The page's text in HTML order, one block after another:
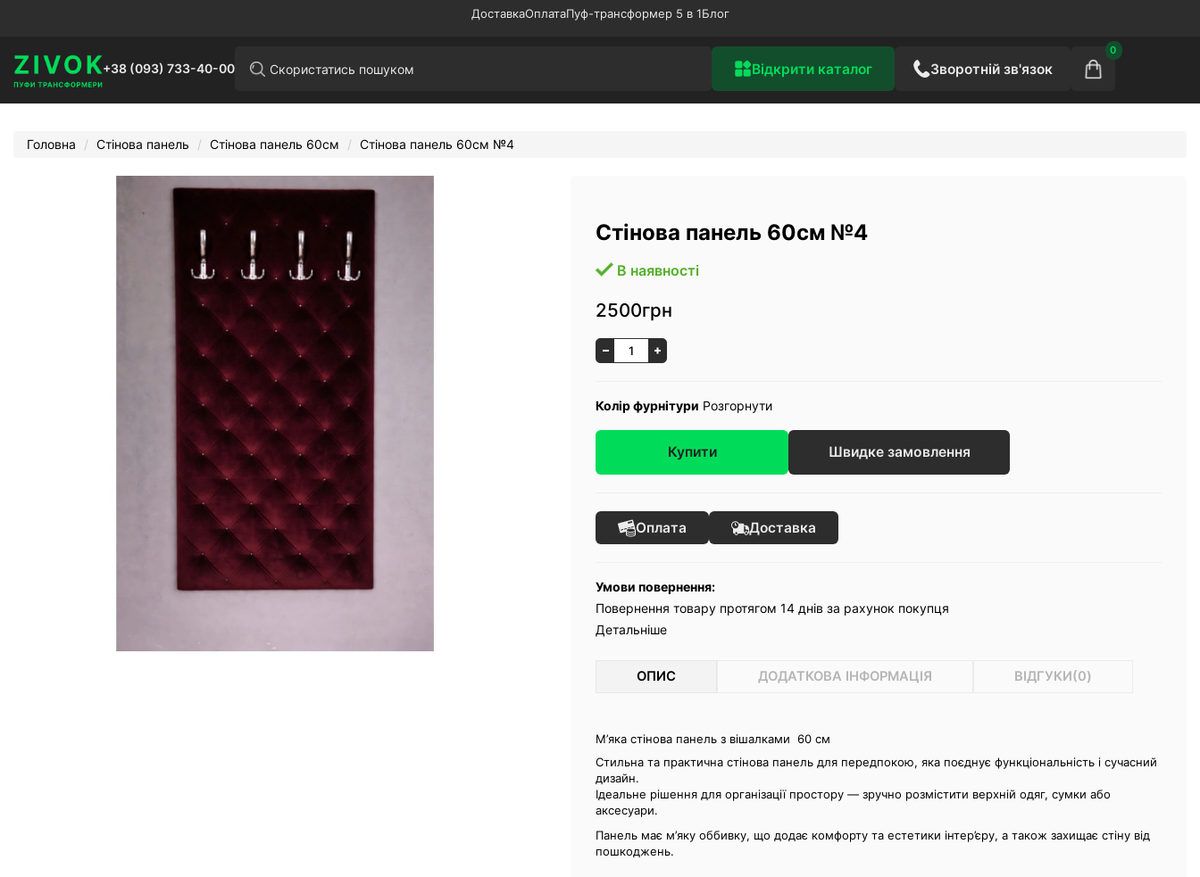
ДоставкаОплатаПуф-трансформер 5 в 1Блог
+38 (093) 733-40-00 Відкрити каталог Зворотній зв'язок
0
Головна Стінова панель Стінова панель 60см Стінова панель 60см №4
Стінова панель 60см №4
В наявності
2500грн
Колір фурнітури Розгорнути
Купити Швидке замовлення
Оплата Доставка
Умови повернення:
Повернення товару протягом 14 днів за рахунок покупця
Детальніше
ОПИС ДОДАТКОВА ІНФОРМАЦІЯ ВІДГУКИ(0)
М’яка стінова панель з вішалками 60 см
Стильна та практична стінова панель для передпокою, яка поєднує функціональність і сучасний
дизайн.
Ідеальне рішення для організації простору — зручно розмістити верхній одяг, сумки або
аксесуари.
Панель має м’яку оббивку, що додає комфорту та естетики інтер’єру, а також захищає стіну від
пошкоджень.